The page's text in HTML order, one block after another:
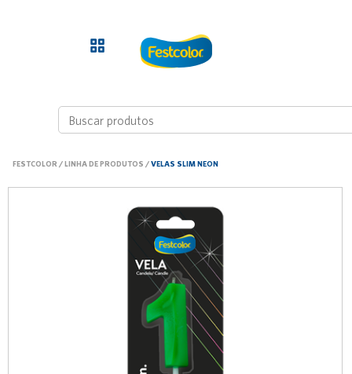
FESTCOLOR /LINHA DE PRODUTOS /VELAS SLIM NEON